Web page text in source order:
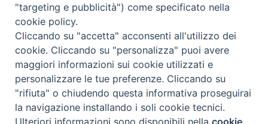
Coordinamento nazionale
COPYRIGHT Scienza & Vita - C.F96600690588- Tutti i
diritti -Privacy- Credits
"targeting e pubblicità") come specificato nella
cookie policy.
Cliccando su "accetta" acconsenti all'utilizzo dei
cookie. Cliccando su "personalizza" puoi avere
maggiori informazioni sui cookie utilizzati e
personalizzare le tue preferenze. Cliccando su
"rifiuta" o chiudendo questa informativa proseguirai
la navigazione installando i soli cookie tecnici.